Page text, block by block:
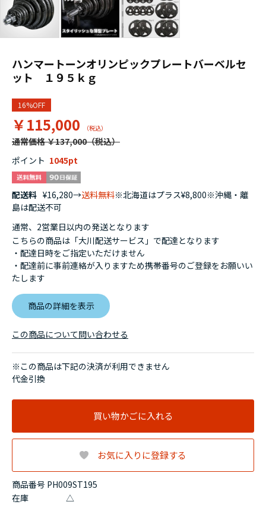
ハンマートーンオリンピックプレートバーベルセ
ット １９５ｋｇ
16%OFF
￥115,000
通常価格 ￥137,000
商品番号 PH009ST195
ポイント 1045
在庫 △
配送料 ¥16,280→送料無料※北海道はプラス¥8,800※沖縄・離
島は配送不可
通常、2営業日以内の発送となります
こちらの商品は「大川配送サービス」で配達となります
・配達日時をご指定いただけません
・配達前に事前連絡が入りますため携帯番号のご登録をお願いい
たします
商品の詳細を表示
※この商品は下記の決済が利用できません
代金引換
買い物かごに入れる
お気に入りに登録する
この商品について問い合わせる